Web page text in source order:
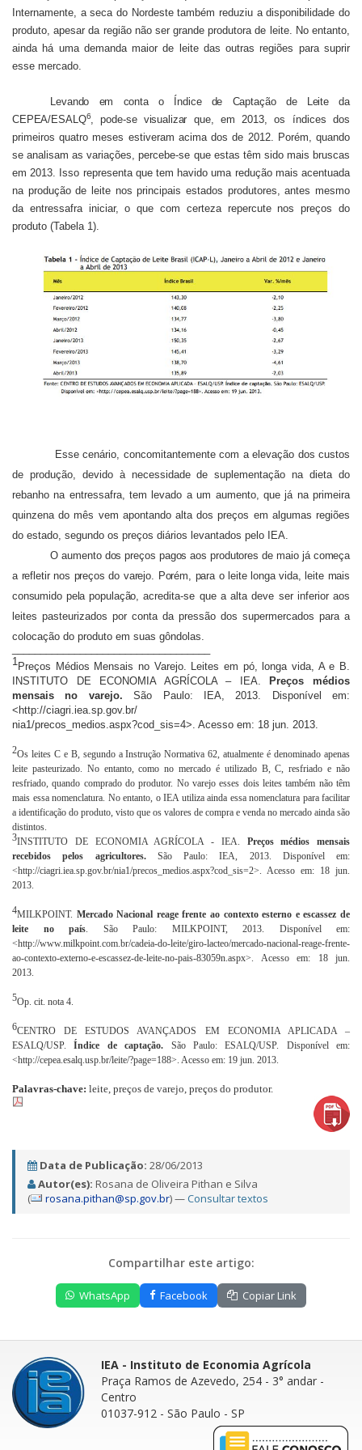
Internamente, a seca do Nordeste também reduziu a disponibilidade do
produto, apesar da região não ser grande produtora de leite. No entanto,
ainda há uma demanda maior de leite das outras regiões para suprir
esse mercado.
Levando em conta o Índice de Captação de Leite da
CEPEA/ESALQ6, pode-se visualizar que, em 2013, os índices dos
primeiros quatro meses estiveram acima dos de 2012. Porém, quando
se analisam as variações, percebe-se que estas têm sido mais bruscas
em 2013. Isso representa que tem havido uma redução mais acentuada
na produção de leite nos principais estados produtores, antes mesmo
da entressafra iniciar, o que com certeza repercute nos preços do
produto (Tabela 1).
Esse cenário, concomitantemente com a elevação dos custos
de produção, devido à necessidade de suplementação na dieta do
rebanho na entressafra, tem levado a um aumento, que já na primeira
quinzena do mês vem apontando alta dos preços em algumas regiões
do estado, segundo os preços diários levantados pelo IEA.
O aumento dos preços pagos aos produtores de maio já começa
a refletir nos preços do varejo. Porém, para o leite longa vida, leite mais
consumido pela população, acredita-se que a alta deve ser inferior aos
leites pasteurizados por conta da pressão dos supermercados para a
colocação do produto em suas gôndolas.
1Preços Médios Mensais no Varejo. Leites em pó, longa vida, A e B.
INSTITUTO DE ECONOMIA AGRÍCOLA – IEA.
Preços médios
mensais no varejo. São Paulo: IEA, 2013. Disponível em:
<http://ciagri.iea.sp.gov.br/
nia1/precos_medios.aspx?cod_sis=4>. Acesso em: 18 jun. 2013.
2Os leites C e B, segundo a Instrução Normativa 62, atualmente é denominado apenas
leite pasteurizado. No entanto, como no mercado é utilizado B, C, resfriado e não
resfriado, quando comprado do produtor. No varejo esses dois leites também não têm
mais essa nomenclatura. No entanto, o IEA utiliza ainda essa nomenclatura para facilitar
a identificação do produto, visto que os valores de compra e venda no mercado ainda são
distintos.
3INSTITUTO DE ECONOMIA AGRÍCOLA - IEA. Preços médios mensais
recebidos pelos agricultores. São Paulo: IEA, 2013. Disponível em:
<http://ciagri.iea.sp.gov.br/nia1/precos_medios.aspx?cod_sis=2>. Acesso em: 18 jun.
2013.
4MILKPOINT. Mercado Nacional reage frente ao contexto esterno e escassez de
leite no país . São Paulo: MILKPOINT, 2013. Disponível em:
<http://www.milkpoint.com.br/cadeia-do-leite/giro-lacteo/mercado-nacional-reage-frente-
ao-contexto-externo-e-escassez-de-leite-no-pais-83059n.aspx>. Acesso em: 18 jun.
2013.
5Op. cit. nota 4.
6CENTRO DE ESTUDOS AVANÇADOS EM ECONOMIA APLICADA –
ESALQ/USP.Índice de captação. São Paulo: ESALQ/USP. Disponível em:
<http://cepea.esalq.usp.br/leite/?page=188>. Acesso em: 19 jun. 2013.
Palavras-chave: leite, preços de varejo, preços do produtor.
Data de Publicação: 28/06/2013
Autor(es): Rosana de Oliveira Pithan e Silva
(
rosana.pithan@sp.gov.br) —Consultar textos
Compartilhar este artigo:
WhatsApp Facebook Copiar Link
IEA - Instituto de Economia Agrícola
Praça Ramos de Azevedo, 254 - 3° andar -
Centro
01037-912 - São Paulo - SP